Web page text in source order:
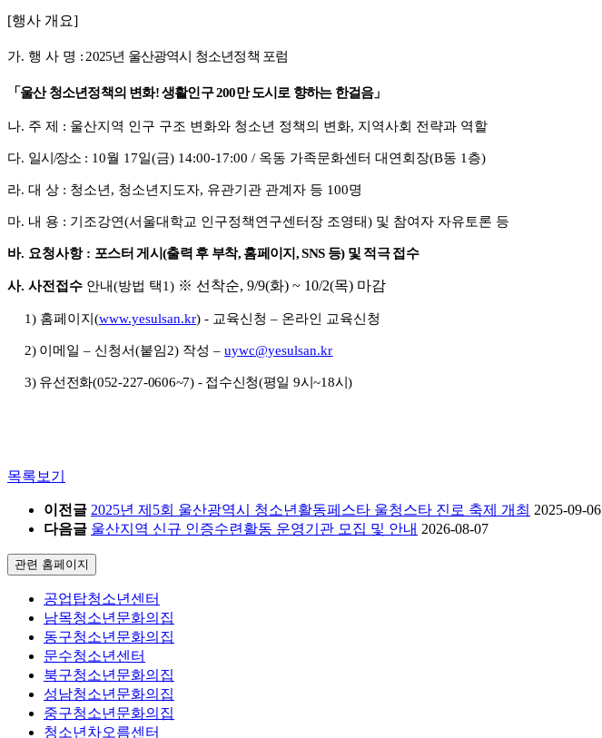
[행사 개요]
가. 행 사 명 : 2025년 울산광역시 청소년정책 포럼
「 울산 청소년정책의 변화!생활인구200만 도시로 향하는 한걸음」
나. 주 제 : 울산지역 인구 구조 변화와 청소년 정책의 변화, 지역사회 전략과 역할
다. 일시 /장소 : 10월 17일(금) 14:00-17:00 / 옥동 가족문화센터 대연회장(B동 1 층)
라. 대 상 : 청소년 , 청소년지도자, 유관기관 관계자 등 100명
마. 내 용 : 기조강연(서울대학교 인구정책연구센터장 조영태) 및 참여자 자유토론 등
바. 요청사항 : 포스터 게시 (출력 후 부착, 홈페이지 , SNS 등) 및 적극 접수
사. 사전접수 안내(방법 택1) ※ 선착순, 9/9(화) ~ 10/2(목) 마감
1) 홈페이지 (www.yesulsan.kr) - 교육신청 – 온라인 교육신청
2) 이메일– 신청서(붙임2) 작성–uywc@yesulsan.kr
3) 유선전화(052-227-0606~7) - 접수신청(평일 9시~18시)
목록보기
이전글 2025년 제5회 울산광역시 청소년활동페스타 울청스타 진로 축제 개최 2025-09-06
다음글 울산지역 신규 인증수련활동 운영기관 모집 및 안내 2026-08-07
관련 홈페이지
공업탑청소년센터
남목청소년문화의집
동구청소년문화의집
문수청소년센터
북구청소년문화의집
성남청소년문화의집
중구청소년문화의집
청소년차오름센터